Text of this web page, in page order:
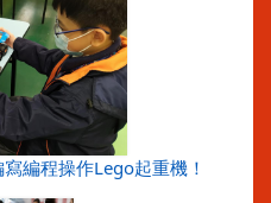
編程操作Lego起重機！